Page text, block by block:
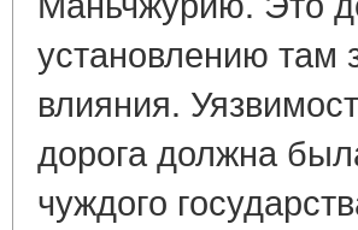
установлению там
влияния.
дорога должна
чуждого